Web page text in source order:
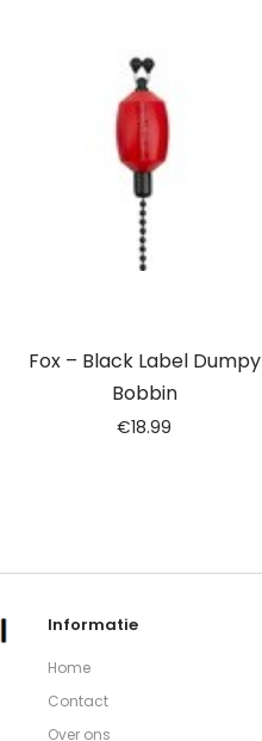
Fox – Black Label Dumpy
Bobbin
€18.99
Informatie
Home
Contact
Over ons